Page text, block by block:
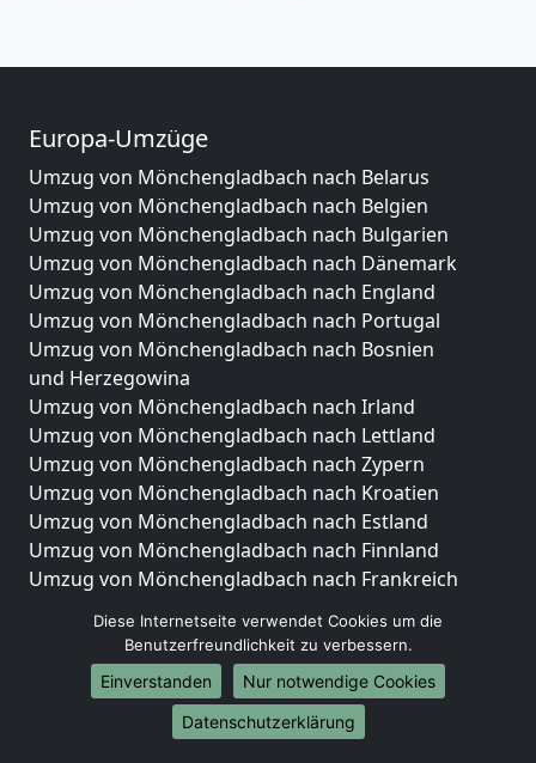
Europa-Umzüge
Umzug von Mönchengladbach nach Belarus
Umzug von Mönchengladbach nach Belgien
Umzug von Mönchengladbach nach Bulgarien
Umzug von Mönchengladbach nach Dänemark
Umzug von Mönchengladbach nach England
Umzug von Mönchengladbach nach Portugal
Umzug von Mönchengladbach nach Bosnien
und Herzegowina
Umzug von Mönchengladbach nach Irland
Umzug von Mönchengladbach nach Lettland
Umzug von Mönchengladbach nach Zypern
Umzug von Mönchengladbach nach Kroatien
Umzug von Mönchengladbach nach Estland
Umzug von Mönchengladbach nach Finnland
Umzug von Mönchengladbach nach Frankreich
Umzug von Mönchengladbach nach Italien
Umzug von Mönchengladbach nach Liechtenstein
Umzug von Mönchengladbach nach Luxemburg
Umzug von Mönchengladbach nach Niederlande
Diese Internetseite verwendet Cookies um die
Benutzerfreundlichkeit zu verbessern.
Einverstanden
Nur notwendige Cookies
Datenschutzerklärung